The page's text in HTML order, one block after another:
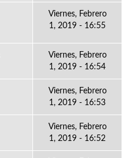
Viernes, Febrero
1, 2019 - 16:55
Viernes, Febrero
1, 2019 - 16:54
Viernes, Febrero
1, 2019 - 16:53
Viernes, Febrero
1, 2019 - 16:52